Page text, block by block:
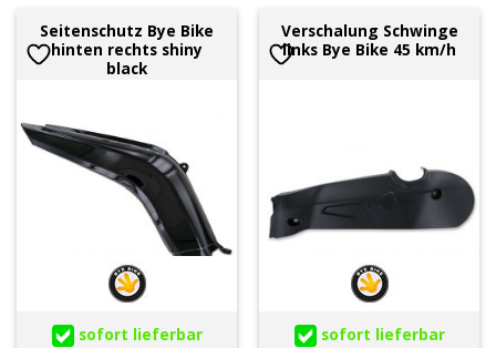
Seitenschutz Bye Bike
hinten rechts shiny
black
sofort lieferbar
Verschalung Schwinge
links Bye Bike 45 km/h
sofort lieferbar